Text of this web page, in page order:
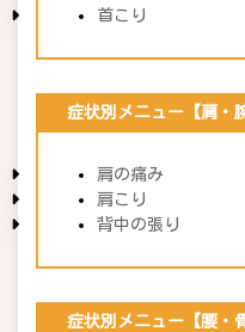
首こり
症状別メニュー【肩・
肩の痛み
肩こり
背中の張り
症状別メニュー【腰・